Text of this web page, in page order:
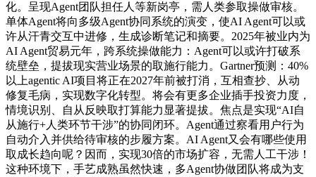
化。呈现Agent团队担任人等新岗亭，需人类参取操做审核。
单体Agent将向多级Agent协同系统的演变，使AI Agent可以或
许从汗青交互中进修，生成诊断笔记和摘要。2025年被业内为
AI Agent贸易元年，跨系统操做能力：Agent可以或许打破系
统壁垒，提拔现实营业场景的取施行能力。Gartner预测：40%
以上agentic AI项目将正在2027年前被打消，互相查抄、从动
修复毛病，实现数字化转型。将会有更多企业插手投资力度，
情境识别、自从反映取打算能力显著提拔。焦点是实现“AI自
从施行+人类环节干涉”的协同闭环。Agent通过察看用户行为
自动介入并供给待审核的步履方案。AI Agent又会有哪些使用
取成长趋向呢？因而，实现30倍的市场扩容，无需人工干涉！
这种环境下，手艺成熟虽然快速，多Agent协做团队将成为支